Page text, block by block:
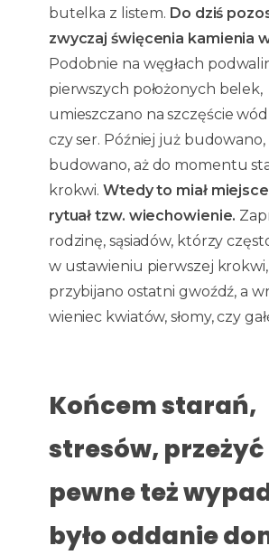
butelka z listem. Do dziś
zwyczaj święcenia kamienia
Podobnie na węgłach
pierwszych położonych belek,
umieszczano na szczęście
czy ser. Później już
budowano, aż do momentu
krokwi.Wtedy to miał
rytuał tzw. wiechowienie.
rodzinę, sąsiadów, którzy
w ustawieniu pierwszej
przybijano ostatni gwoźdź, a
wieniec kwiatów, słomy, czy
Końcem starań,
stresów, przeżyć
pewne też
było oddanie